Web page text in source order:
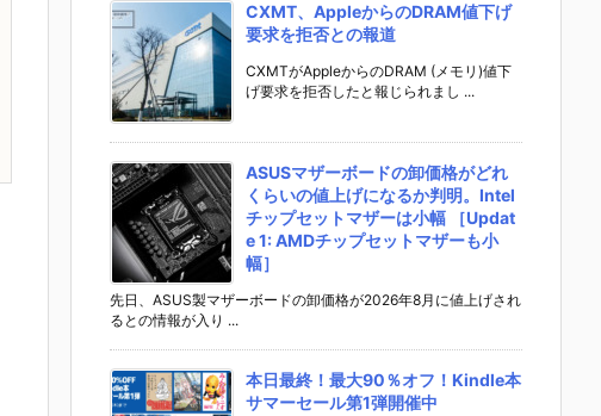
CXMT、AppleからのDRAM値下げ
要求を拒否との報道
CXMTがAppleからのDRAM (メモリ)値下
げ要求を拒否したと報じられまし ...
ASUSマザーボードの卸価格がどれ
くらいの値上げになるか判明。Intel
チップセットマザーは小幅 ［Updat
e 1: AMDチップセットマザーも小
幅］
先日、ASUS製マザーボードの卸価格が2026年8月に値上げされ
るとの情報が入り ...
本日最終！最大90％オフ！Kindle本
サマーセール第1弾開催中